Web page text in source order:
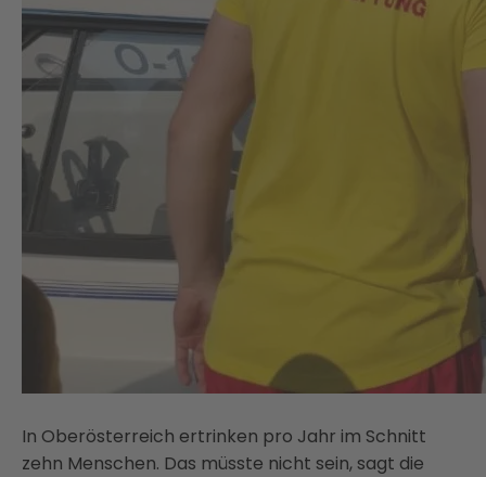
In Oberösterreich ertrinken pro Jahr im Schnitt
zehn Menschen. Das müsste nicht sein, sagt die